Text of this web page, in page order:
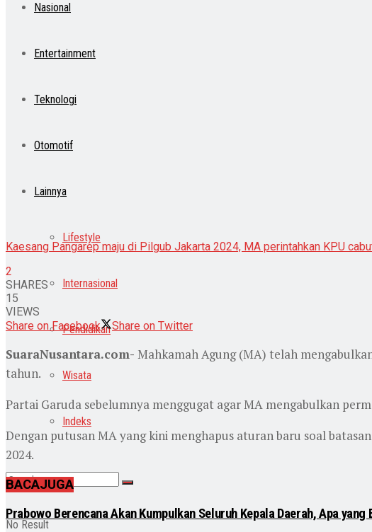
Nasional
Entertainment
Teknologi
Otomotif
Lainnya
Lifestyle
Internasional
Pendidikan
Wisata
Indeks
No Result
Kaesang Pangarep maju di Pilgub Jakarta 2024, MA perintahkan KPU
2
SHARES
15
VIEWS
Share on Facebook
Share on Twitter
SuaraNusantara.com- Mahkamah Agung (MA) telah
tahun.
Partai Garuda sebelumnya menggugat agar MA mengabulkan
Dengan putusan MA yang kini menghapus aturan baru soal
2024.
BACAJUGA
Prabowo Berencana Akan Kumpulkan Seluruh Kepala Daerah, Apa yang